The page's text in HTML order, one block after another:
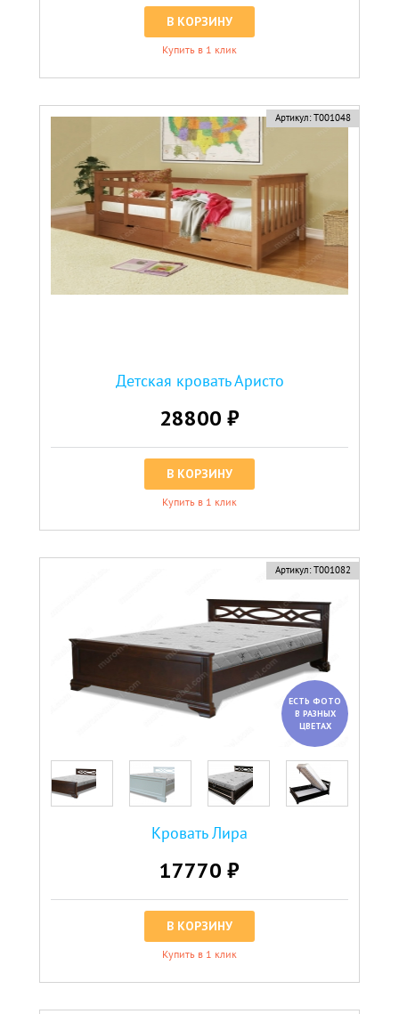
В КОРЗИНУ
Купить в 1 клик
Артикул: Т001048
Детская кровать Аристо
28800 ₽
В КОРЗИНУ
Купить в 1 клик
Артикул: Т001082
ЕСТЬ ФОТО
В РАЗНЫХ
ЦВЕТАХ
Кровать Лира
17770 ₽
В КОРЗИНУ
Купить в 1 клик